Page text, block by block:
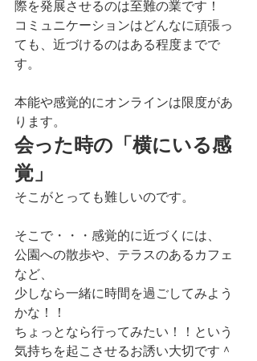
際を発展させるのは至難の業です！
コミュニケーションはどんなに頑張っ
ても、近づけるのはある程度までで
す。
本能や感覚的にオンラインは限度があ
ります。
会った時の「横にいる感
覚」
そこがとっても難しいのです。
そこで・・・感覚的に近づくには、
公園への散歩や、テラスのあるカフェ
など、
少しなら一緒に時間を過ごしてみよう
かな！！
ちょっとなら行ってみたい！！という
気持ちを起こさせるお誘い大切です＾